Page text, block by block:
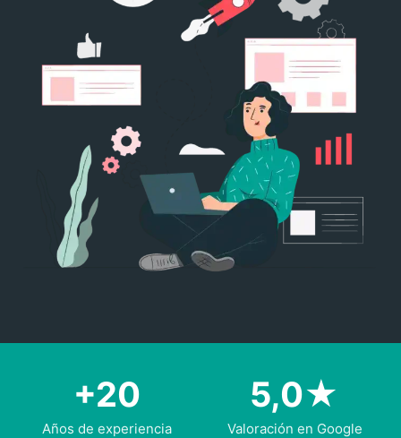
+20
Años de experiencia
5,0★
Valoración en Google